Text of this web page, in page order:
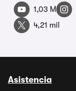
1,03 M
4,21 mil
Asistencia